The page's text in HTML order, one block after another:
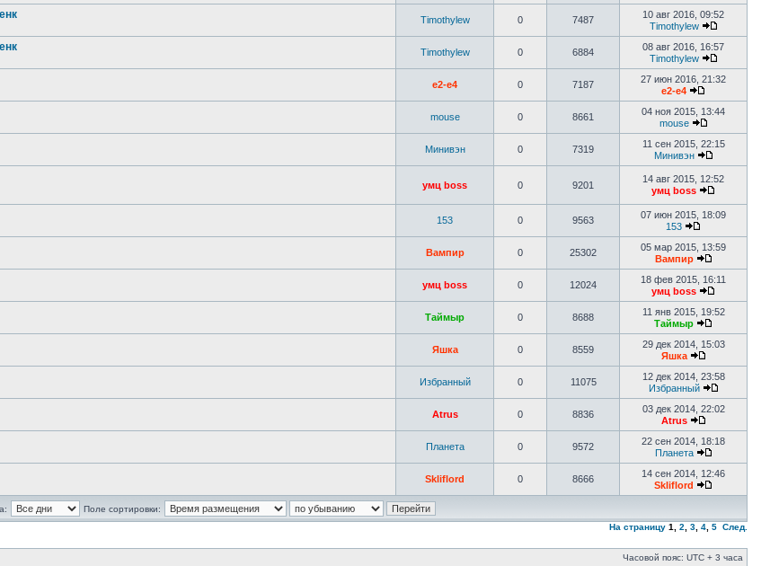
Timothylew 0 7487
10 авг 2016, 09:52
Timothylew
Timothylew 0 6884
08 авг 2016, 16:57
Timothylew
e2-e4 0 7187
27 июн 2016, 21:32
e2-e4
mouse 0 8661
04 ноя 2015, 13:44
mouse
Минивэн 0 7319
11 сен 2015, 22:15
Минивэн
умц boss 0 9201
14 авг 2015, 12:52
умц boss
153 0 9563
07 июн 2015, 18:09
153
Вампир 0 25302
05 мар 2015, 13:59
Вампир
умц boss 0 12024
18 фев 2015, 16:11
умц boss
Таймыр 0 8688
11 янв 2015, 19:52
Таймыр
Яшка 0 8559
29 дек 2014, 15:03
Яшка
Избранный 0 11075
12 дек 2014, 23:58
Избранный
Atrus 0 8836
03 дек 2014, 22:02
Atrus
Планета 0 9572
22 сен 2014, 18:18
Планета
Skliflord 0 8666
14 сен 2014, 12:46
Skliflord
Поле сортировки:
На страницу 1 2 3 4 5 След.
Часовой пояс: UTC + 3 часа